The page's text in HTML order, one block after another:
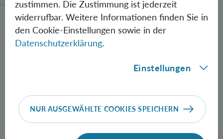
Neue Methode zur Herstellung verschränkter
zustimmen. Die Zustimmung ist jederzeit
widerrufbar. Weitere Informationen finden Sie in
den Cookie-Einstellungen sowie in der
Datenschutzerklärung.
Einstellungen
NUR AUSGEWÄHLTE COOKIES SPEICHERN